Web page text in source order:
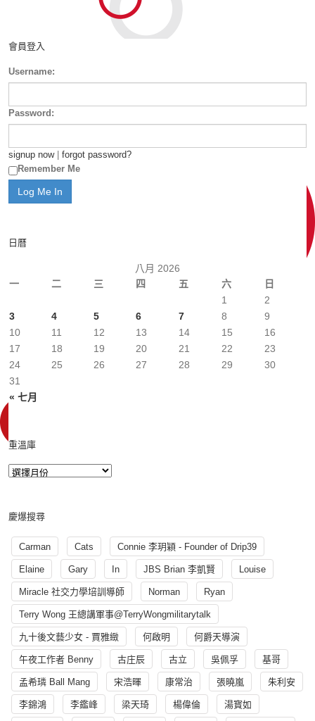
會員登入
Username:
Password:
signup now| forgot password?
Remember Me
日曆
八月 2026
一
二 三 四 五 六 日
« 七月
1
2
3
4 5 6 7 8
9
10
11 12 13 14 15
16
17
18 19 20 21 22
23
24
25 26 27 28 29
30
31
重溫庫
慶爆搜尋
Carman Cats Connie 李玥穎 - Founder of Drip39
Elaine Gary In JBS Brian 李凱賢 Louise
Miracle 社交力學培訓導師 Norman Ryan
Terry Wong 王總講軍事@TerryWongmilitarytalk
九十後文藝少女 - 賈雅緻 何啟明 何爵天導演
午夜工作者 Benny 古庄辰 古立 吳佩孚 基哥
孟希璘 Ball Mang 宋浩暉 康常治 張曉嵐 朱利安
李錦鴻 李鑑峰 梁天琦 楊偉倫 湯寳如